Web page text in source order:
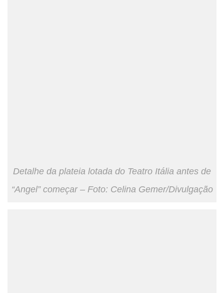
Detalhe da plateia lotada do Teatro Itália antes de
“Angel” começar – Foto: Celina Gemer/Divulgação